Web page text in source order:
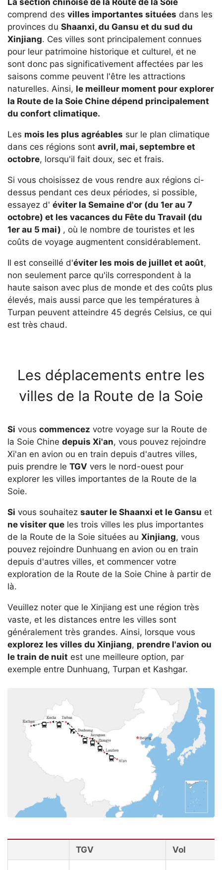
comprend des villes importantes situées dans les
provinces du Shaanxi, du Gansu et du sud du
Xinjiang. Ces villes sont principalement connues
pour leur patrimoine historique et culturel, et ne
sont donc pas significativement affectées par les
saisons comme peuvent l'être les attractions
naturelles. Ainsi, le meilleur moment pour explorer
la Route de la Soie Chine dépend principalement
du confort climatique.
Les mois les plus agréables sur le plan climatique
dans ces régions sont avril, mai, septembre et
octobre, lorsqu'il fait doux, sec et frais.
Si vous choisissez de vous rendre aux régions ci-
dessus pendant ces deux périodes, si possible,
essayez d' éviter la Semaine d'or (du 1er au 7
octobre) et les vacances du Fête du Travail (du
1er au 5 mai) , où le nombre de touristes et les
coûts de voyage augmentent considérablement.
Il est conseillé d'éviter les mois de juillet et août,
non seulement parce qu'ils correspondent à la
haute saison avec plus de monde et des coûts plus
élevés, mais aussi parce que les températures à
Turpan peuvent atteindre 45 degrés Celsius, ce qui
est très chaud.
Les déplacements entre les
villes de la Route de la Soie
Si vous commencez votre voyage sur la Route de
la Soie Chine depuis Xi'an, vous pouvez rejoindre
Xi'an en avion ou en train depuis d'autres villes,
puis prendre le TGV vers le nord-ouest pour
explorer les villes importantes de la Route de la
Soie.
Si vous souhaitez sauter le Shaanxi et le Gansu et
ne visiter que les trois villes les plus importantes
de la Route de la Soie situées au Xinjiang, vous
pouvez rejoindre Dunhuang en avion ou en train
depuis d'autres villes, et commencer votre
exploration de la Route de la Soie Chine à partir de
là.
Veuillez noter que le Xinjiang est une région très
vaste, et les distances entre les villes sont
généralement très grandes. Ainsi, lorsque vous
explorez les villes du Xinjiang, prendre l'avion ou
le train de nuit est une meilleure option, par
exemple entre Dunhuang, Turpan et Kashgar.
TGV Vol